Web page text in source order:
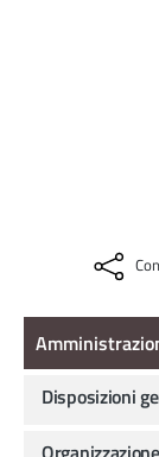
Disposizioni